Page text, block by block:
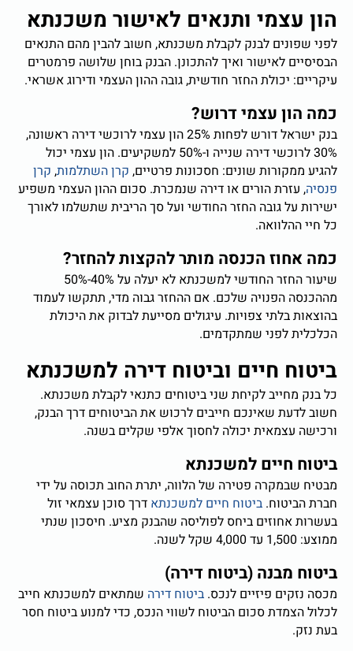
הון עצמי ותנאים לאישור משכנתא
לפני שפונים לבנק לקבלת משכנתא, חשוב להבין מהם התנאים
הבסיסיים לאישור ואיך להתכונן. הבנק בוחן שלושה פרמטרים
עיקריים: יכולת החזר חודשית, גובה ההון העצמי ודירוג אשראי.
כמה הון עצמי דרוש?
בנק ישראל דורש לפחות 25% הון עצמי לרוכשי דירה ראשונה,
30% לרוכשי דירה שנייה ו-50% למשקיעים. הון עצמי יכול
להגיע ממקורות שונים: חסכונות פרטיים, קרן השתלמות, קרן
פנסיה, עזרת הורים או דירה שנמכרת. סכום ההון העצמי משפיע
ישירות על גובה החזר החודשי ועל סך הריבית שתשלמו לאורך
כל חיי ההלוואה.
כמה אחוז הכנסה מותר להקצות להחזר?
שיעור החזר החודשי למשכנתא לא יעלה על 40%-50%
מההכנסה הפנויה שלכם. אם ההחזר גבוה מדי, תתקשו לעמוד
בהוצאות בלתי צפויות. עיגולים מסייעת לבדוק את היכולת
הכלכלית לפני שמתקדמים.
ביטוח חיים וביטוח דירה למשכנתא
כל בנק מחייב לקיחת שני ביטוחים כתנאי לקבלת משכנתא.
חשוב לדעת שאינכם חייבים לרכוש את הביטוחים דרך הבנק,
ורכישה עצמאית יכולה לחסוך אלפי שקלים בשנה.
ביטוח חיים למשכנתא
מבטיח שבמקרה פטירה של הלווה, יתרת החוב תכוסה על ידי
חברת הביטוח. ביטוח חיים למשכנתא דרך סוכן עצמאי זול
בעשרות אחוזים ביחס לפוליסה שהבנק מציע. חיסכון שנתי
ממוצע: 1,500 עד 4,000 שקל לשנה.
ביטוח מבנה (ביטוח דירה)
מכסה נזקים פיזיים לנכס. ביטוח דירה שמתאים למשכנתא חייב
לכלול הצמדת סכום הביטוח לשווי הנכס, כדי למנוע ביטוח חסר
בעת נזק.